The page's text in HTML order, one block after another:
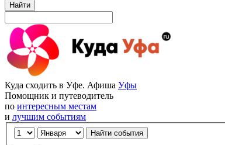
Найти
Куда сходить в Уфе. Афиша Уфы
Помощник и путеводитель
по интересным местам
и лучшим событиям